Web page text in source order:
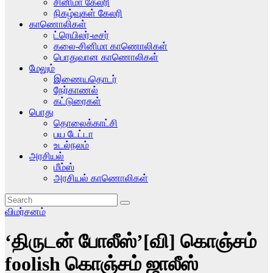
சினிமா கேலரி
நிகழ்வுகள் கேலரி
காணொலிகள்
ட்ரெயிலர்-டீசர்
கலை-சினிமா காணொலிகள்
பொதுவான காணொலிகள்
மேலும்
இணையதொடர்
நேர்காணல்
கட்டுரைகள்
பொது
தொலைக்காட்சி
பய டேட்டா
உடல்நலம்
அரசியல்
மீம்ஸ்
அரசியல் காணொலிகள்
விமர்சனம்
‘திருடன் போலீஸ்’[வி] கொஞ்சம்
foolish கொஞ்சம் ஜாலீஸ்